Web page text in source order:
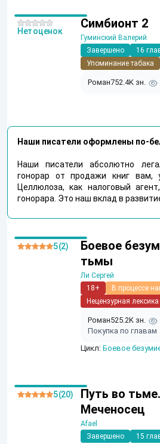
Симбионт 2
Гуминский Валерий
Завершено
16
Упоминание табака
Роман752.4K зн.
Нет оценок
Наши писатели оформлены по-
Наши писатели абсолютно
гонорар от продажи книг вам,
Целлюлоза, как налоговый
гонорара. Это наш вклад в
Боевое
тьмы
Ли Сергей
18+
В процессе
Нецензурная лексика
Роман525.2K зн.
Покупка по главам
Цикл: Боевое
5 (2)
Путь во тьме.
Меченосец
Afael
Завершено
15
5 (20)